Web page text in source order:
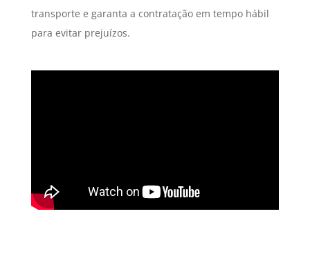
transporte e garanta a contratação em tempo hábil
para evitar prejuízos.